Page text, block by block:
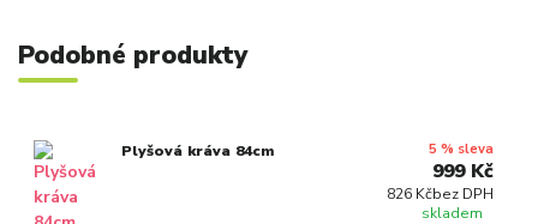
Podobné produkty
Plyšová kráva 84cm 5 % sleva
999 Kč
826 Kčbez DPH
skladem